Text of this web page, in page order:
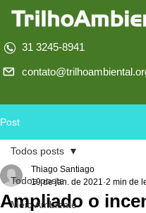
31 3245-8941
Post
Todos posts
Meio Ambiente
Todos posts
Ampliado o
Thiago Santiago
19 de jan. de 2021 2 min de